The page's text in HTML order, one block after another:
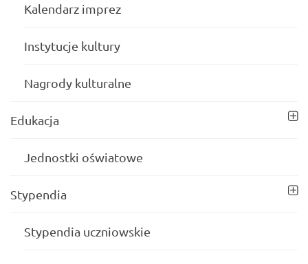
Kalendarz imprez
Instytucje kultury
Nagrody kulturalne
Edukacja
Jednostki oświatowe
Stypendia
Stypendia uczniowskie